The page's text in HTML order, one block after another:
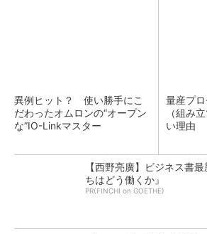
異例ヒット？ 使い勝手にこ
だわったオムロンの“オープン
な”IO-Linkマスター
量産プ
（組み
い理由
【西野亮廣】ビジネス書
ちはどう働くか』
PR(FINCHI on GOETHE)